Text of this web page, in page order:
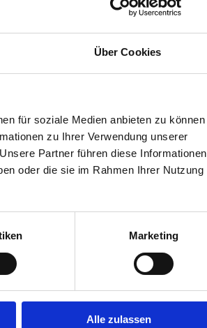
Über Cookies
für soziale Medien anbieten zu können
zu Ihrer Verwendung unserer
Partner führen diese Informationen
oder die sie im Rahmen Ihrer Nutzung
Marketing
Alle zulassen